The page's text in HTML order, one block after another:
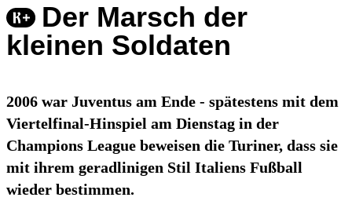
Der Marsch der
kleinen Soldaten
2006 war Juventus am Ende - spätestens mit dem
Viertelfinal-Hinspiel am Dienstag in der
Champions League beweisen die Turiner, dass sie
mit ihrem geradlinigen Stil Italiens Fußball
wieder bestimmen.